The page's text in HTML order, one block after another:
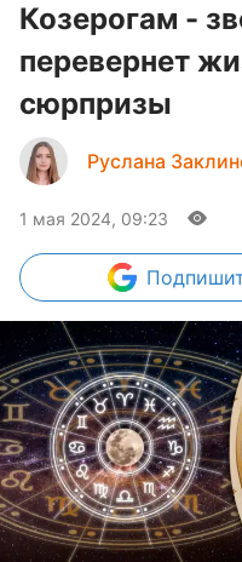
Козерогам -
перевернет
сюрпризы
Руслана
1 мая 2024, 09:23